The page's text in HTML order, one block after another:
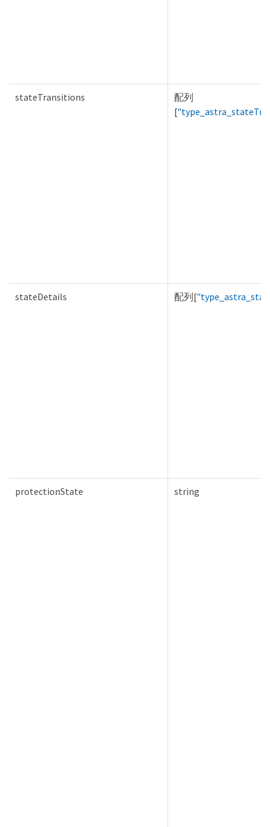
stateTransitions
配列
[
stateDetails 配列[
protectionState string